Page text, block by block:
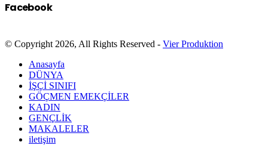
Facebook
© Copyright 2026, All Rights Reserved - Vier Produktion
Anasayfa
DÜNYA
İŞÇİ SINIFI
GÖÇMEN EMEKÇİLER
KADIN
GENÇLİK
MAKALELER
iletişim